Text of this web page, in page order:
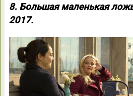
8. Большая маленькая
2017.